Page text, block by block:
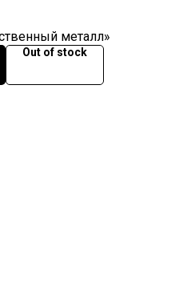
металл»
Out of stock